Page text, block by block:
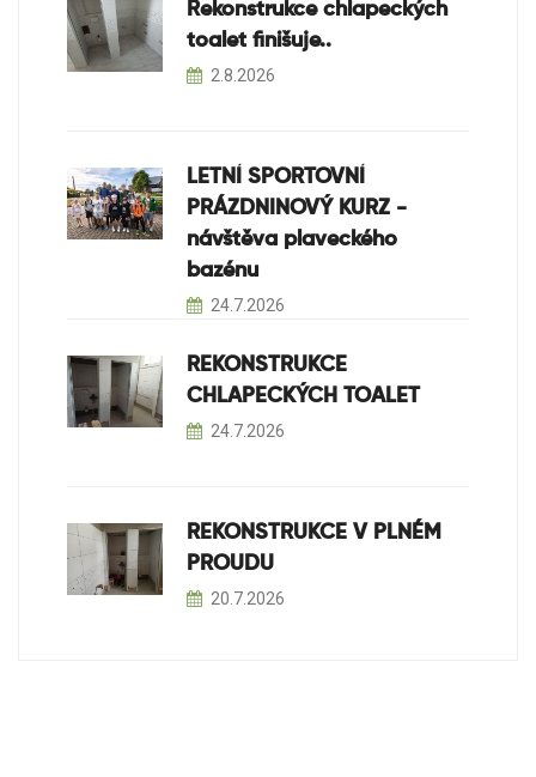
Rekonstrukce chlapeckých
toalet finišuje..
2.8.2026
LETNÍ SPORTOVNÍ
PRÁZDNINOVÝ KURZ -
návštěva plaveckého
bazénu
24.7.2026
REKONSTRUKCE
CHLAPECKÝCH TOALET
24.7.2026
REKONSTRUKCE V PLNÉM
PROUDU
20.7.2026